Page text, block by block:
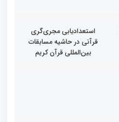
استعدادیابی مجری‌گری
قرآنی در حاشیه مسابقات
بین‌المللی قرآن کریم